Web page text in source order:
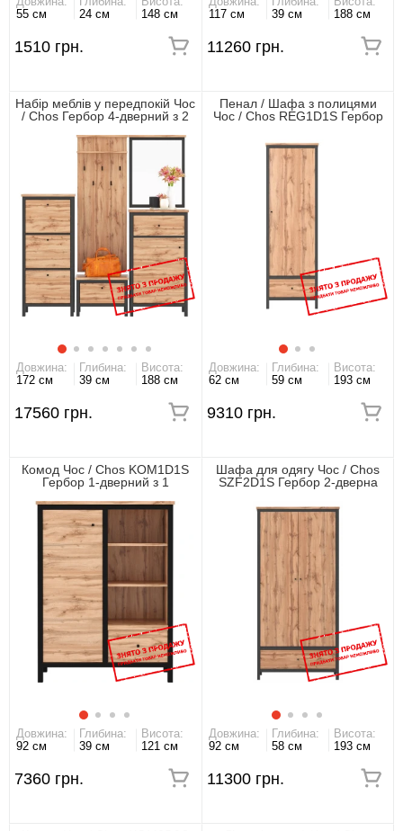
55 см
24 см
148 см
1510 грн.
117 см
39 см
188 см
11260 грн.
Набір меблів у передпокій Чос
/ Chos Гербор 4-дверний з 2
Довжина:
172 см
Глибина:
39 см
Висота:
188 см
17560 грн.
Пенал / Шафа з полицями
Чос / Chos REG1D1S Гербор
тахо/чорний
Довжина:
62 см
Глибина:
59 см
Висота:
193 см
9310 грн.
Комод Чос / Chos KOM1D1S
Гербор 1-дверний з 1
Довжина:
92 см
Глибина:
39 см
Висота:
121 см
7360 грн.
Шафа для одягу Чос / Chos
SZF2D1S Гербор 2-дверна
Довжина:
92 см
Глибина:
58 см
Висота:
193 см
11300 грн.